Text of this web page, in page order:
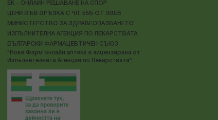
ЕК - ОНЛАЙН РЕШАВАНЕ НА СПОР
ЦЕНИ ВЪВ ВРЪЗКА С ЧЛ. 55Б ОТ ЗВЕБ
МИНИСТЕРСТВО ЗА ЗДРАВЕОПАЗВАНЕТО
ИЗПЪЛНИТЕЛНА АГЕНЦИЯ ПО ЛЕКАРСТВАТА
БЪЛГАРСКИ ФАРМАЦЕВТИЧЕН СЪЮЗ
"Нове Фарм онлайн аптека е лицензирана от
Изпълнителната Агенция по Лекарствата"